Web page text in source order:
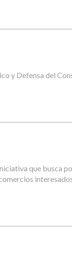
y Defensa del
que busca